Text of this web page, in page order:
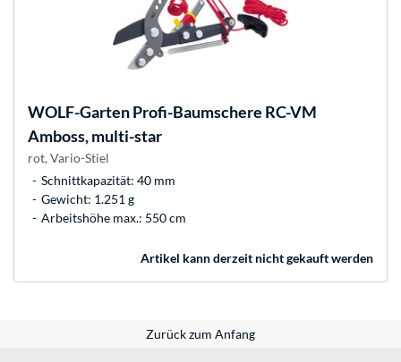
WOLF-GartenProfi-Baumschere RC-VM
Amboss, multi-star
rot, Vario-Stiel
Schnittkapazität: 40 mm
Gewicht: 1.251 g
Arbeitshöhe max.: 550 cm
Artikel kann derzeit nicht gekauft werden
Zurück zum Anfang